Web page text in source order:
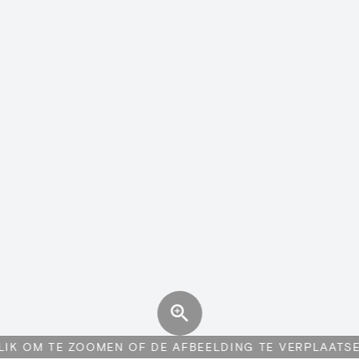
OM TE ZOOMEN OF DE AFBEELDING TE